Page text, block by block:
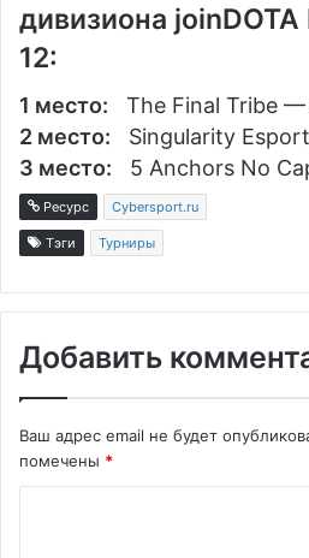
дивизиона
12:
1 место: The Final Tribe —
2 место:
Singularity
3 место:
5 Anchors No
Ресурс Cybersport.ru
Тэги Турниры
Добавить
Ваш адрес email не будет
помечены *